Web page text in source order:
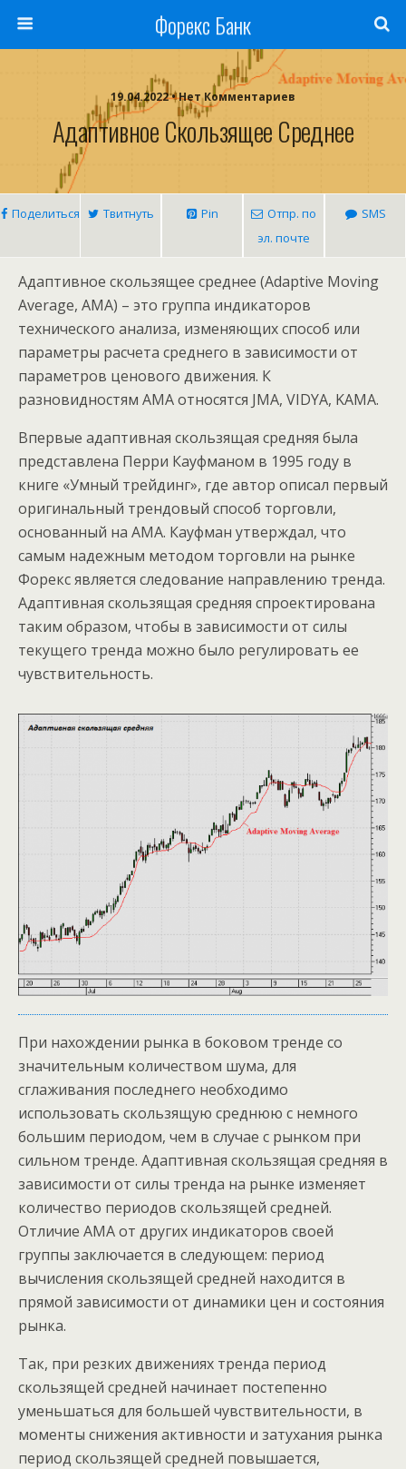
Форекс Банк
19.04.2022 • Нет Комментариев
Адаптивное Скользящее Среднее
Поделиться Твитнуть Pin
Отпр. по
эл. почте
SMS
Адаптивное скользящее среднее (Adaptive Moving
Average, АМА) – это группа индикаторов
технического анализа, изменяющих способ или
параметры расчета среднего в зависимости от
параметров ценового движения. К
разновидностям АМА относятся JMA, VIDYA, KAMA.
Впервые адаптивная скользящая средняя была
представлена Перри Кауфманом в 1995 году в
книге «Умный трейдинг», где автор описал первый
оригинальный трендовый способ торговли,
основанный на АМА. Кауфман утверждал, что
самым надежным методом торговли на рынке
Форекс является следование направлению тренда.
Адаптивная скользящая средняя спроектирована
таким образом, чтобы в зависимости от силы
текущего тренда можно было регулировать ее
чувствительность.
При нахождении рынка в боковом тренде со
значительным количеством шума, для
сглаживания последнего необходимо
использовать скользящую среднюю с немного
большим периодом, чем в случае с рынком при
сильном тренде. Адаптивная скользящая средняя в
зависимости от силы тренда на рынке изменяет
количество периодов скользящей средней.
Отличие АМА от других индикаторов своей
группы заключается в следующем: период
вычисления скользящей средней находится в
прямой зависимости от динамики цен и состояния
рынка.
Так, при резких движениях тренда период
скользящей средней начинает постепенно
уменьшаться для большей чувствительности, в
моменты снижения активности и затухания рынка
период скользящей средней повышается,